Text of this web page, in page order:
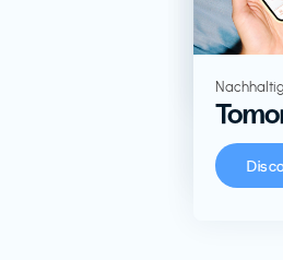
TV +
RTL+
KoRo